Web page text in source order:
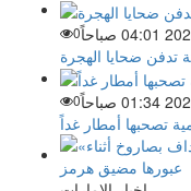
0
تدفن ضحايا الهجرة
0
تصحبها أمطار غداً